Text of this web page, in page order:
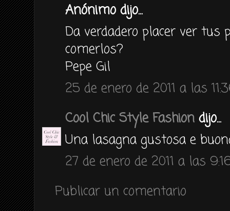
Anónimo dijo...
Da verdadero placer ver tus
comerlos?
Pepe Gil
25 de enero de 2011 a las
Cool Chic Style Fashion dijo...
Una lasagna gustosa e
27 de enero de 2011 a las
Publicar un comentario